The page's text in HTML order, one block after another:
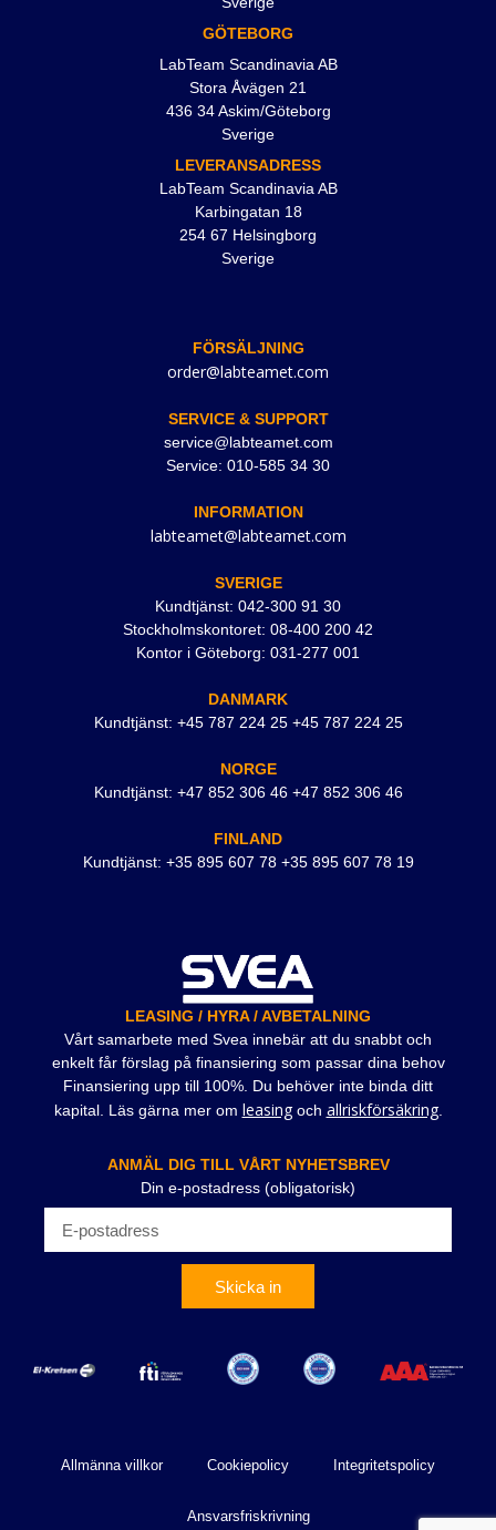
GÖTEBORG
LabTeam Scandinavia AB
Stora Åvägen 21
436 34 Askim/Göteborg
Sverige
LEVERANSADRESS
LabTeam Scandinavia AB
Karbingatan 18
254 67 Helsingborg
Sverige
FÖRSÄLJNING
order@labteamet.com
SERVICE & SUPPORT
service@labteamet.com
Service: 010-585 34 30
INFORMATION
labteamet@labteamet.com
SVERIGE
Kundtjänst: 042-300 91 30
Stockholmskontoret: 08-400 200 42
Kontor i Göteborg: 031-277 001
DANMARK
Kundtjänst: +45 787 224 25 +45 787 224 25
NORGE
Kundtjänst: +47 852 306 46 +47 852 306 46
FINLAND
Kundtjänst: +35 895 607 78 +35 895 607 78 19
LEASING / HYRA / AVBETALNING
Vårt samarbete med Svea innebär att du snabbt och
enkelt får förslag på finansiering som passar dina behov
Finansiering upp till 100%. Du behöver inte binda ditt
kapital. Läs gärna mer om leasingoch allriskförsäkring.
ANMÄL DIG TILL VÅRT NYHETSBREV
Din e-postadress (obligatorisk)
Skicka in
Allmänna villkor Cookiepolicy Integritetspolicy
Ansvarsfriskrivning